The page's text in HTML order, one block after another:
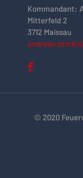
Kommandant:
Mitterfeld 2
3712 Maissau
© 2020